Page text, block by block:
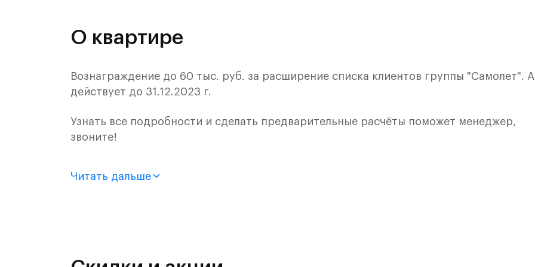
О квартире
Вознаграждение до 60 тыс. руб. за расширение списка клиентов группы "Самолет".
действует до 31.12.2023 г.
Узнать все подробности и сделать предварительные расчёты поможет менеджер,
звоните!
монолитного дома (Корпус 59, Секция 4) в ЖК «Рублевский Квартал» от группы
и Подушкинским лесами.
Читать дальше